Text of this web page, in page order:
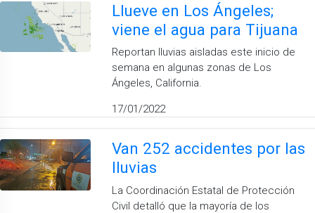
Llueve en Los Ángeles;
viene el agua para Tijuana
Reportan lluvias aisladas este inicio de
semana en algunas zonas de Los
Ángeles, California.
17/01/2022
Van 252 accidentes por las
lluvias
La Coordinación Estatal de Protección
Civil detalló que la mayoría de los